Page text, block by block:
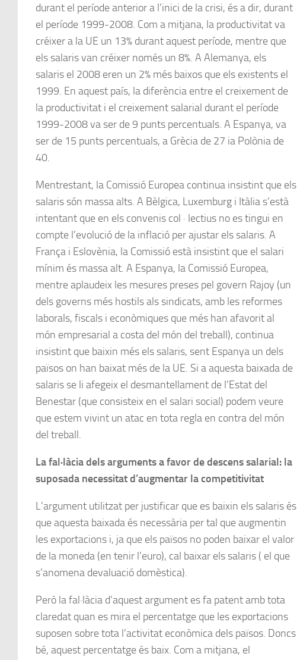
durant el període anterior a l’inici de la crisi, és a dir, durant
el període 1999-2008. Com a mitjana, la productivitat va
créixer a la UE un 13% durant aquest període, mentre que
els salaris van créixer només un 8%. A Alemanya, els
salaris el 2008 eren un 2% més baixos que els existents el
1999. En aquest país, la diferència entre el creixement de
la productivitat i el creixement salarial durant el període
1999-2008 va ser de 9 punts percentuals. A Espanya, va
ser de 15 punts percentuals, a Grècia de 27 ia Polònia de
40.
Mentrestant, la Comissió Europea continua insistint que els
salaris són massa alts. A Bèlgica, Luxemburg i Itàlia s’està
intentant que en els convenis col · lectius no es tingui en
compte l’evolució de la inflació per ajustar els salaris. A
França i Eslovènia, la Comissió està insistint que el salari
mínim és massa alt. A Espanya, la Comissió Europea,
mentre aplaudeix les mesures preses pel govern Rajoy (un
dels governs més hostils als sindicats, amb les reformes
laborals, fiscals i econòmiques que més han afavorit al
món empresarial a costa del món del treball), continua
insistint que baixin més els salaris, sent Espanya un dels
països on han baixat més de la UE. Si a aquesta baixada de
salaris se li afegeix el desmantellament de l’Estat del
Benestar (que consisteix en el salari social) podem veure
que estem vivint un atac en tota regla en contra del món
del treball.
La fal·làcia dels arguments a favor de descens salarial: la
suposada necessitat d’augmentar la competitivitat
L’argument utilitzat per justificar que es baixin els salaris és
que aquesta baixada és necessària per tal que augmentin
les exportacions i, ja que els països no poden baixar el valor
de la moneda (en tenir l’euro), cal baixar els salaris ( el que
s’anomena devaluació domèstica).
Però la fal·làcia d’aquest argument es fa patent amb tota
claredat quan es mira el percentatge que les exportacions
suposen sobre tota l’activitat econòmica dels països. Doncs
bé, aquest percentatge és baix. Com a mitjana, el